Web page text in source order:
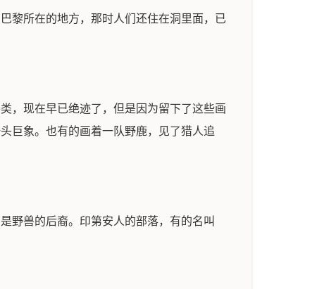
黎所在的地方，那时人们还住在洞里面，已
，现在早已绝迹了，但是因为留下了这些画
巨象。也有的画着一队野鹿，见了猎人追
野兽的后裔。印第安人的部落，有的名叫